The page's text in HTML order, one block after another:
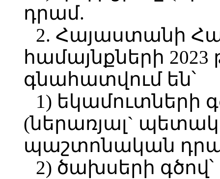
դրամ.
2. Հայաստանի
համայնքների
գնահատվում են՝
1) եկամուտների
(ներառյալ`
պաշտոնական
2) ծախսերի գծով՝